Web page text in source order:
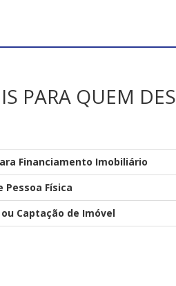
PARA QUEM
Financiamento Imobiliário
Pessoa Física
Captação de Imóvel